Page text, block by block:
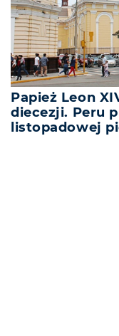
Papież Leon
diecezji. Peru
listopadowej